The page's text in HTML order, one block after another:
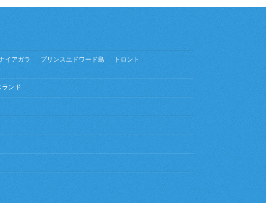
イアガラ プリンスエドワード島
トロント
ランド